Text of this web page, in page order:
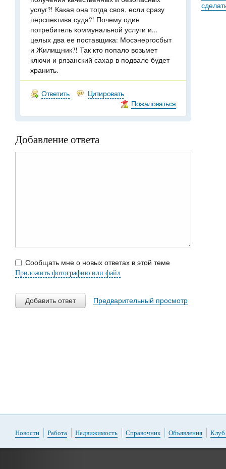
услуг?! Какая она тогда своя, если сразу
перспектива суда?! Почему один
потребитель коммунальной услуги и...
целых два ее поставщика: Мосэнергосбыт
и Жилищник?! Так кто попало возьмет
ключи и рязанский сахар в подвале будет
хранить.
Ответить
Цитировать
Пожаловаться
Добавление ответа
Сообщать мне о новых ответах в этой теме
Приложить фотографию или файл
Добавить ответ Предварительный просмотр
Новости Работа Недвижимость Справочник Объявления Клуб